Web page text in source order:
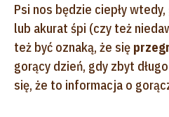
Psi nos będzie ciepły
lub akurat śpi (czy też
też być oznaką, że się
gorący dzień, gdy zbyt
się, że to informacja o